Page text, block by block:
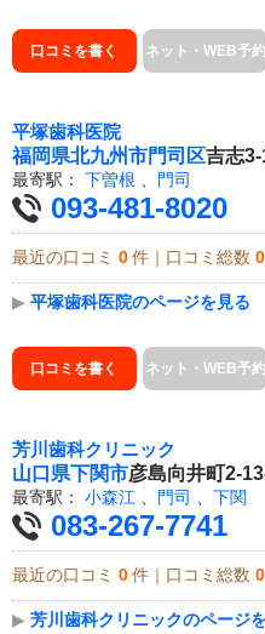
口コミを書く ネット・WEB予約
平塚歯科医院
福岡県北九州市門司区吉志
最寄駅： 下曽根 門司
093-481-8020
最近の口コミ 0 件｜口コミ総数 0
▶ 平塚歯科医院のページを見る
口コミを書く ネット・WEB予約
芳川歯科クリニック
山口県下関市彦島向井町2-
最寄駅： 小森江 門司 下関
083-267-7741
最近の口コミ 0 件｜口コミ総数 0
▶ 芳川歯科クリニックのページ